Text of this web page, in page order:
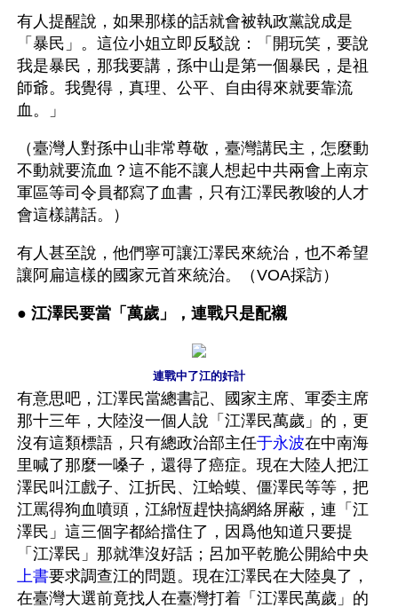
有人提醒說，如果那樣的話就會被執政黨說成是
「暴民」。這位小姐立即反駁說：「開玩笑，要說
我是暴民，那我要講，孫中山是第一個暴民，是祖
師爺。我覺得，真理、公平、自由得來就要靠流
血。」
（臺灣人對孫中山非常尊敬，臺灣講民主，怎麼動
不動就要流血？這不能不讓人想起中共兩會上南京
軍區等司令員都寫了血書，只有江澤民教唆的人才
會這樣講話。）
有人甚至說，他們寧可讓江澤民來統治，也不希望
讓阿扁這樣的國家元首來統治。（VOA採訪）
● 江澤民要當「萬歲」，連戰只是配襯
連戰中了江的奸計
有意思吧，江澤民當總書記、國家主席、軍委主席
那十三年，大陸沒一個人說「江澤民萬歲」的，更
沒有這類標語，只有總政治部主任于永波在中南海
里喊了那麼一嗓子，還得了癌症。現在大陸人把江
澤民叫江戲子、江折民、江蛤蟆、僵澤民等等，把
江罵得狗血噴頭，江綿恆趕快搞網絡屏蔽，連「江
澤民」這三個字都給擋住了，因爲他知道只要提
「江澤民」那就準沒好話；呂加平乾脆公開給中央
上書要求調查江的問題。現在江澤民在大陸臭了，
在臺灣大選前竟找人在臺灣打着「江澤民萬歲」的